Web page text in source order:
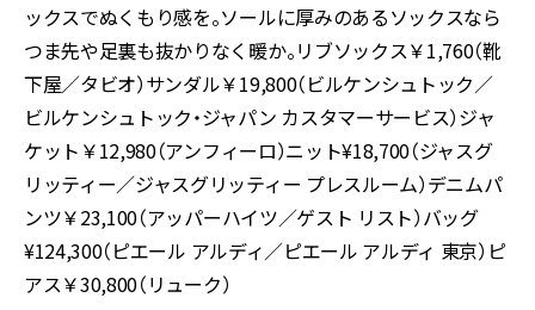
ックスでぬくもり感を。ソールに厚みのあるソックスなら
つま先や足裏も抜かりなく暖か。リブソックス￥1,760（靴
下屋／タビオ）サンダル￥19,800（ビルケンシュトック／
ビルケンシュトック・ジャパン カスタマーサービス）ジャ
ケット￥12,980（アンフィーロ）ニット¥18,700（ジャスグ
リッティー／ジャスグリッティー プレスルーム）デニムパ
ンツ￥23,100（アッパーハイツ／ゲスト リスト）バッグ
¥124,300（ピエール アルディ／ピエール アルディ 東京）ピ
アス￥30,800（リューク）